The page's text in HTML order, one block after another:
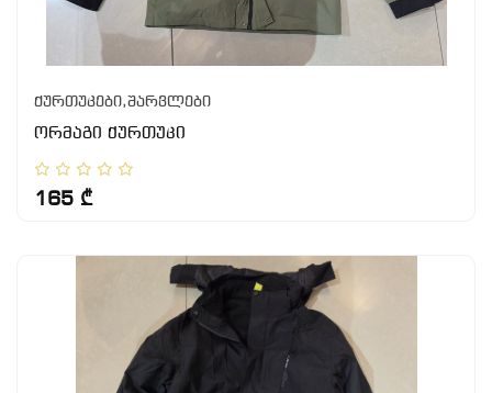
ქურთუკები,შარვლები
ორმაგი ქურთუკი
165 ₾